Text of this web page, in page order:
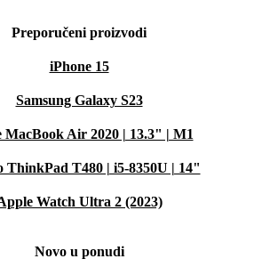
Preporučeni proizvodi
iPhone 15
Samsung Galaxy S23
MacBook Air 2020 | 13.3" | M1
ThinkPad T480 | i5-8350U | 14"
Watch Ultra 2 (2023)
Novo u ponudi